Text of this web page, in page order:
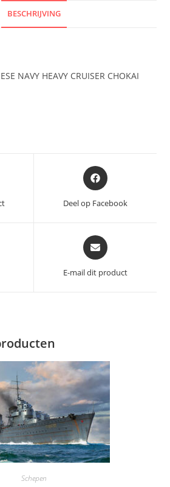
BESCHRIJVING
NAVY HEAVY CRUISER CHOKAI
Opent
in
nieuw
Deel op Facebook
Opent
in
een
nieuw
E-mail dit product
Schepen